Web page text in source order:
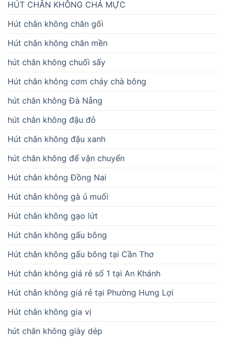
HÚT CHÂN KHÔNG CHẢ MỰC
Hút chân không chăn gối
Hút chân không chăn mền
hút chân không chuối sấy
Hút chân không cơm cháy chà bông
hút chân không Đà Nẵng
hút chân không đậu đỏ
Hút chân không đậu xanh
hút chân không để vận chuyển
Hút chân không Đồng Nai
Hút chân không gà ủ muối
Hút chân không gạo lứt
Hút chân không gấu bông
Hút chân không gấu bông tại Cần Thơ
Hút chân không giá rẻ số 1 tại An Khánh
Hút chân không giá rẻ tại Phường Hưng Lợi
Hút chân không gia vị
hút chân không giày dép